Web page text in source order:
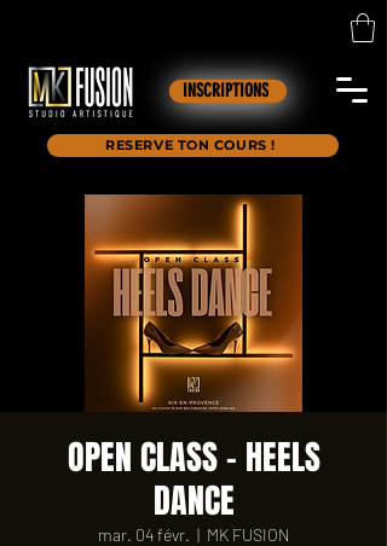
INSCRIPTIONS
RESERVE TON COURS !
OPEN CLASS - HEELS
DANCE
mar. 04 févr.
  |
MK FUSION